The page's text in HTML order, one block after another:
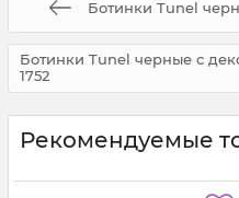
Ботинки Tunel
Ботинки Tunel черные с
1752
Рекомендуемые